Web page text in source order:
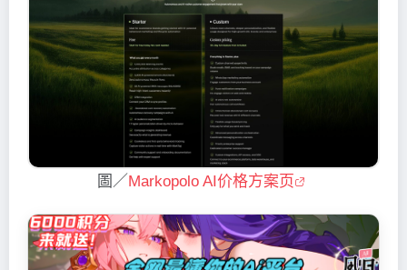
圖／ Markopolo AI价格方案页